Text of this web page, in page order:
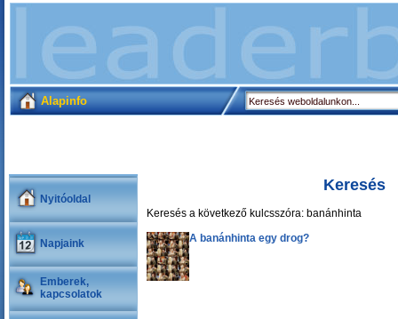
Alapinfo
Nyitóoldal
Napjaink
Emberek,
kapcsolatok
Keresés
Keresés a következő kulcsszóra: banánhinta
A banánhinta egy drog?